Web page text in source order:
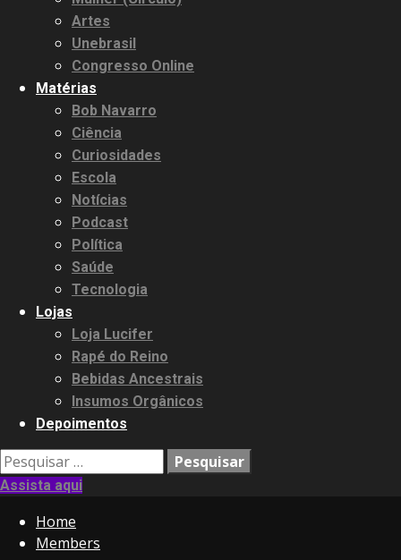
Artes
Unebrasil
Congresso Online
Matérias
Bob Navarro
Ciência
Curiosidades
Escola
Notícias
Podcast
Política
Saúde
Tecnologia
Lojas
Loja Lucifer
Rapé do Reino
Bebidas Ancestrais
Insumos Orgânicos
Depoimentos
Pesquisar
por:
Assista aqui
Home
Members